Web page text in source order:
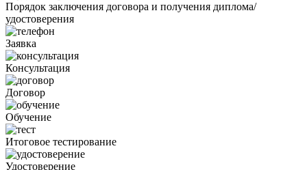
Порядок заключения договора и получения диплома/
удостоверения
Заявка
Консультация
Договор
Обучение
Итоговое тестирование
Удостоверение